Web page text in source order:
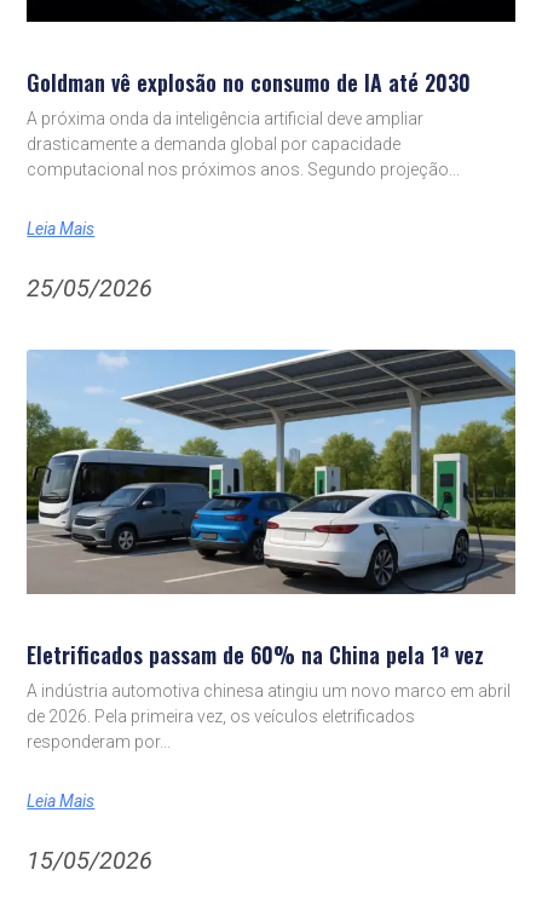
Goldman vê explosão no consumo de IA até 2030
A próxima onda da inteligência artificial deve ampliar
drasticamente a demanda global por capacidade
computacional nos próximos anos. Segundo projeção
Leia Mais
25/05/2026
Eletrificados passam de 60% na China pela 1ª vez
A indústria automotiva chinesa atingiu um novo marco em abril
de 2026. Pela primeira vez, os veículos eletrificados
responderam por
Leia Mais
15/05/2026